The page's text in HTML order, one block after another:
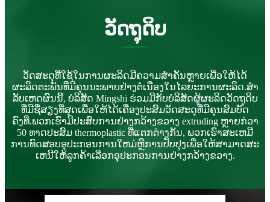
ວັດ​ຖຸ​ດິບ
ວັດສະດຸທີ່ໃຊ້ໃນການຜະລິດມີຄວາມສໍາຄັນຫຼາຍເພື່ອໃຫ້ໄດ້
ຜະລິດຕະພັນທີ່ມີຄຸນນະພາບຢ່າງຕໍ່ເນື່ອງໃນໄລຍະການຜະລິດ.ສໍາ
ລັບເຫດຜົນນີ້, ບໍລິສັດ Mingshi ຮ່ວມມືກັບບໍລິສັດຜູ້ຜະລິດວັດຖຸດິບ
ທີ່ມີຊື່ສຽງທີ່ສຸດເພື່ອໃຫ້ໄດ້ເຄື່ອງປະສົມວັດສະດຸທີ່ມີຄຸນສົມບັດ
ຄົງທີ່.ພວກເຮົາມີປະສົບການຢ່າງກວ້າງຂວາງ extruding ຫຼາຍກ່ວາ
50 ທາດປະສົມ thermoplastic ທີ່ແຕກຕ່າງກັນ, ພວກເຮົາສະເຫມີ
ການທົດສອບອຸປະກອນການໃຫມ່ຫຼືການປັບປຸງເພື່ອໃຫ້ສາມາດສະ
ເຫນີໃຫ້ລູກຄ້າເລືອກອຸປະກອນການຢ່າງກວ້າງຂວາງ.